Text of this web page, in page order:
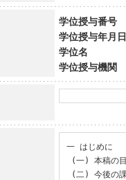
学位授与番号
学位授与年月日
学位名
学位授与機関
一 はじめに